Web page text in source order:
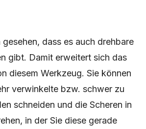
gesehen, dass es auch drehbare
gibt. Damit erweitert sich das
diesem Werkzeug. Sie können
verwinkelte bzw. schwer zu
schneiden und die Scheren in
in der Sie diese gerade